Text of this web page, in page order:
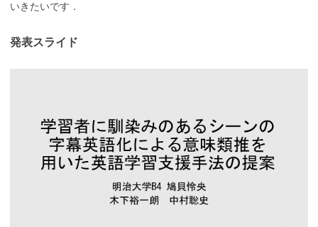
いきたいです．
発表スライド